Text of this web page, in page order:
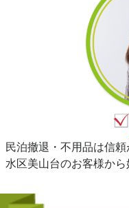
民泊撤退・不用品は信
水区美山台のお客様から